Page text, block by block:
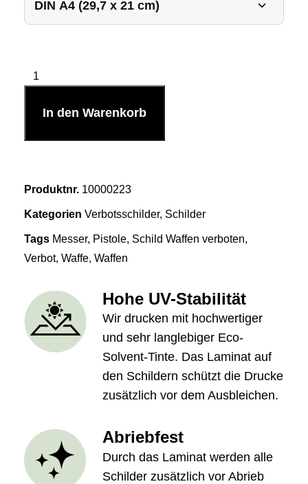
In den Warenkorb
Produktnr. 10000223
Kategorien Verbotsschilder, Schilder
Tags Messer, Pistole, Schild Waffen verboten,
Verbot, Waffe, Waffen
Hohe UV-Stabilität
Wir drucken mit hochwertiger
und sehr langlebiger Eco-
Solvent-Tinte. Das Laminat auf
den Schildern schützt die Drucke
zusätzlich vor dem Ausbleichen.
Abriebfest
Durch das Laminat werden alle
Schilder zusätzlich vor Abrieb